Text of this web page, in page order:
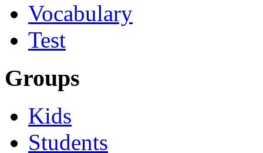
Vocabulary
Test
Groups
Kids
Students